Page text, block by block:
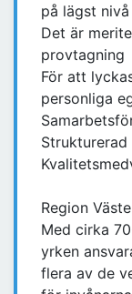
på lägst
Det är
provtagning
För att
personliga
Strukturerad
Region
Med cirka
yrken
flera av de